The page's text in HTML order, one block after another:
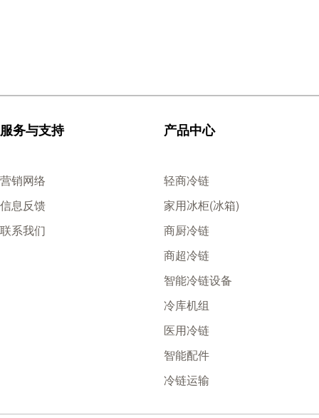
服务与支持
营销网络
信息反馈
联系我们
产品中心
轻商冷链
家用冰柜(冰箱)
商厨冷链
商超冷链
智能冷链设备
冷库机组
医用冷链
智能配件
冷链运输